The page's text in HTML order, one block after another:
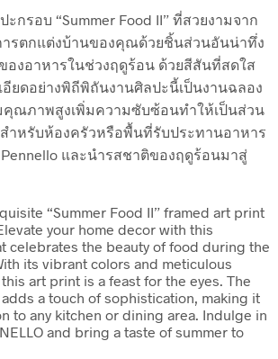
กรอบ “Summer Food II” ที่สวยงามจาก
ารตกแต่งบ้านของคุณด้วยชิ้นส่วนอันน่าทึ่ง
องอาหารในช่วงฤดูร้อน ด้วยสีสันที่สดใส
อียดอย่างพิถีพิถันงานศิลปะนี้เป็นงานฉลอง
คุณภาพสูงเพิ่มความซับซ้อนทำให้เป็นส่วน
ำหรับห้องครัวหรือพื้นที่รับประทานอาหาร
และนำรสชาติของฤดูร้อนมาสู่
“Summer Food II” framed art print
your home decor with this
celebrates the beauty of food during the
its vibrant colors and meticulous
art print is a feast for the eyes. The
a touch of sophistication, making it
to any kitchen or dining area. Indulge in
and bring a taste of summer to